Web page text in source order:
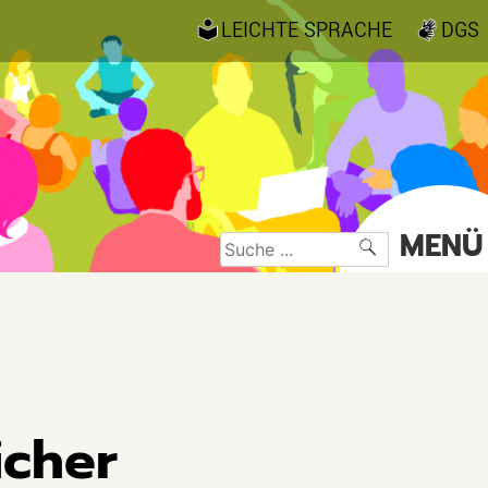
DGS
LEICHTE SPRACHE
Suche
nach:
MENÜ